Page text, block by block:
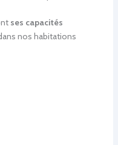
ses capacités
nos habitations